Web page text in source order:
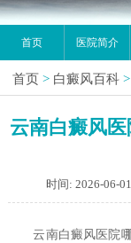
首页 医院简介
首页 > 白癜风百科 >
云南白癜风
时间: 2026-06-01
云南白癜风医院